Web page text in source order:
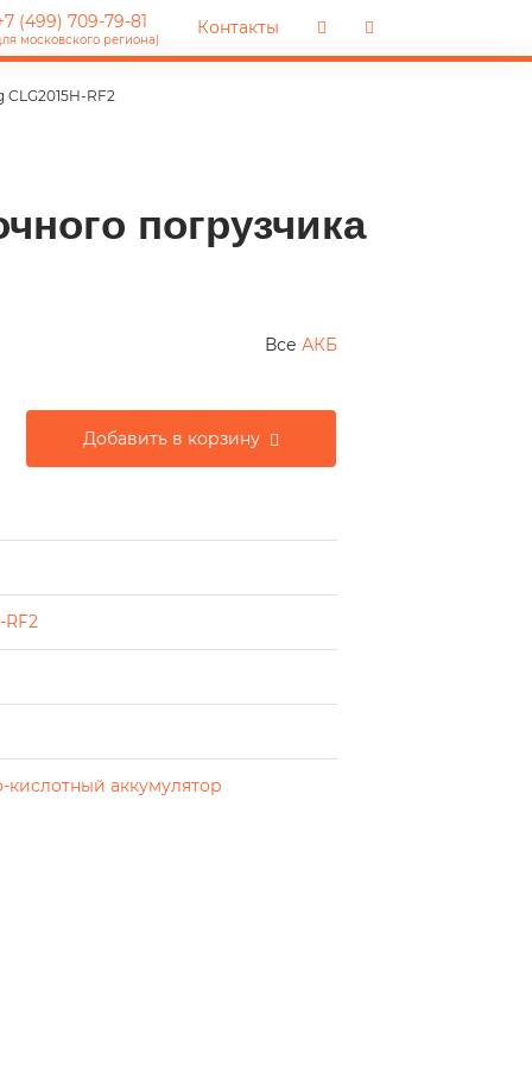
(499) 709-79-81
московского региона)
Контакты
RF2
погрузчика
Все АКБ
Добавить в корзину
RF2
кислотный аккумулятор